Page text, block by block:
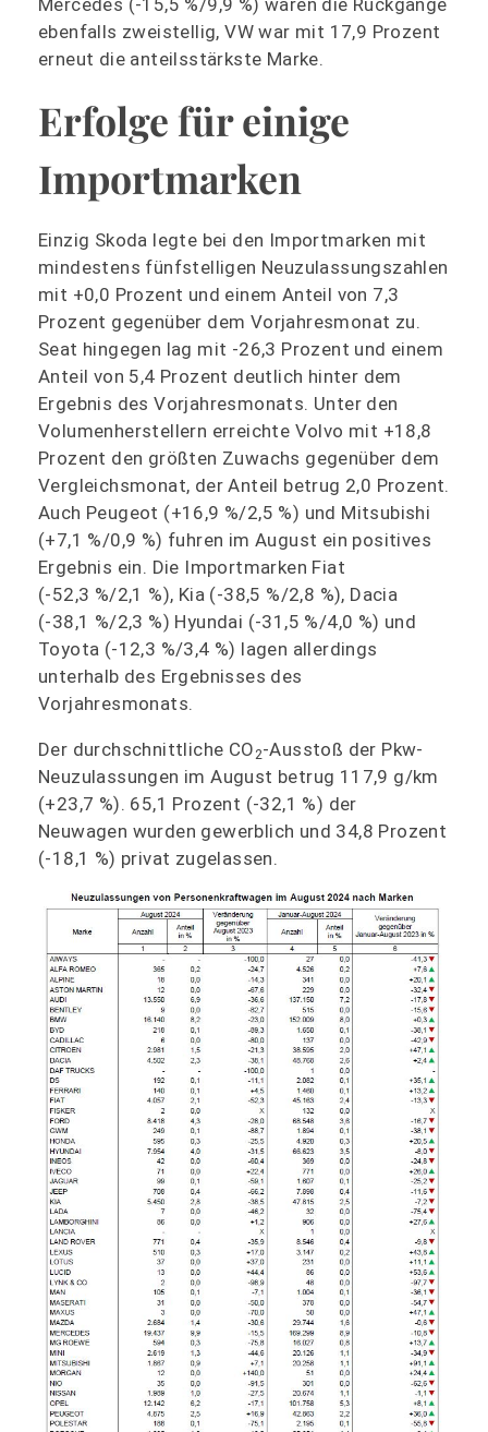
Mercedes (-15,5 %/9,9 %) waren die Rückgänge
ebenfalls zweistellig, VW war mit 17,9 Prozent
erneut die anteilsstärkste Marke.
Erfolge für einige
Importmarken
Einzig Skoda legte bei den Importmarken mit
mindestens fünfstelligen Neuzulassungszahlen
mit +0,0 Prozent und einem Anteil von 7,3
Prozent gegenüber dem Vorjahresmonat zu.
Seat hingegen lag mit -26,3 Prozent und einem
Anteil von 5,4 Prozent deutlich hinter dem
Ergebnis des Vorjahresmonats. Unter den
Volumenherstellern erreichte Volvo mit +18,8
Prozent den größten Zuwachs gegenüber dem
Vergleichsmonat, der Anteil betrug 2,0 Prozent.
Auch Peugeot (+16,9 %/2,5 %) und Mitsubishi
(+7,1 %/0,9 %) fuhren im August ein positives
Ergebnis ein. Die Importmarken Fiat
(-52,3 %/2,1 %), Kia (-38,5 %/2,8 %), Dacia
(-38,1 %/2,3 %) Hyundai (-31,5 %/4,0 %) und
Toyota (-12,3 %/3,4 %) lagen allerdings
unterhalb des Ergebnisses des
Vorjahresmonats.
Der durchschnittliche CO2-Ausstoß der Pkw-
Neuzulassungen im August betrug 117,9 g/km
(+23,7 %). 65,1 Prozent (-32,1 %) der
Neuwagen wurden gewerblich und 34,8 Prozent
(-18,1 %) privat zugelassen.